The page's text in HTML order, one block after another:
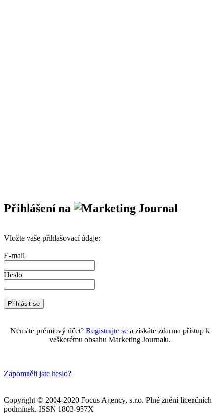
Přihlášení na
Vložte vaše přihlašovací údaje:
E-mail
Heslo
Nemáte prémiový účet? Registrujte se a získáte zdarma přístup k
veškerému obsahu Marketing Journalu.
Zapomněli jste heslo?
Copyright © 2004-2020 Focus Agency, s.r.o. Plné znění licenčních
podmínek. ISSN 1803-957X